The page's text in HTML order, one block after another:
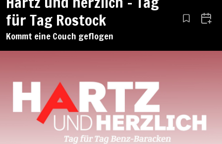
für Tag Rostock
Kommt eine Couch geflogen
Aus den